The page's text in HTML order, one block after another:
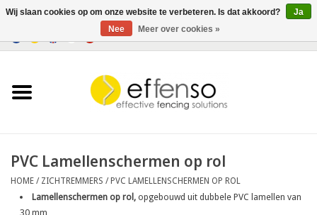
PVC Lamellenschermen op rol
HOME / ZICHTREMMERS /PVC LAMELLENSCHERMEN OP ROL
Lamellenschermen op rol,opgebouwd uit dubbele PVC lamellen van
30 mm
Wij slaan cookies op om onze website te verbeteren. Is dat akkoord?
Ja
Nee
Meer over cookies »